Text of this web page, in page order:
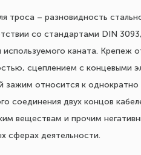
троса – разновидность
со стандартами DIN
каната. Крепеж
сцеплением с концевыми
зажим относится к
соединения двух концов
веществам и прочим
сферах деятельности.